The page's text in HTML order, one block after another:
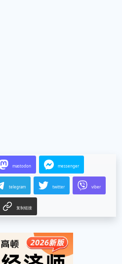
mastodon messenger
telegram twitter viber
复制链接